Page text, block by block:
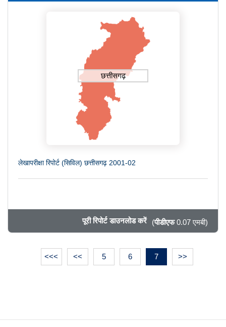
छत्तीसगढ़
लेखापरीक्षा रिपोर्ट (सिविल) छत्तीसगढ़ 2001-02
पूरी रिपोर्ट डाउनलोड करें (पीडीएफ0.07 एमबी)
<<< << 5 6 7 >>